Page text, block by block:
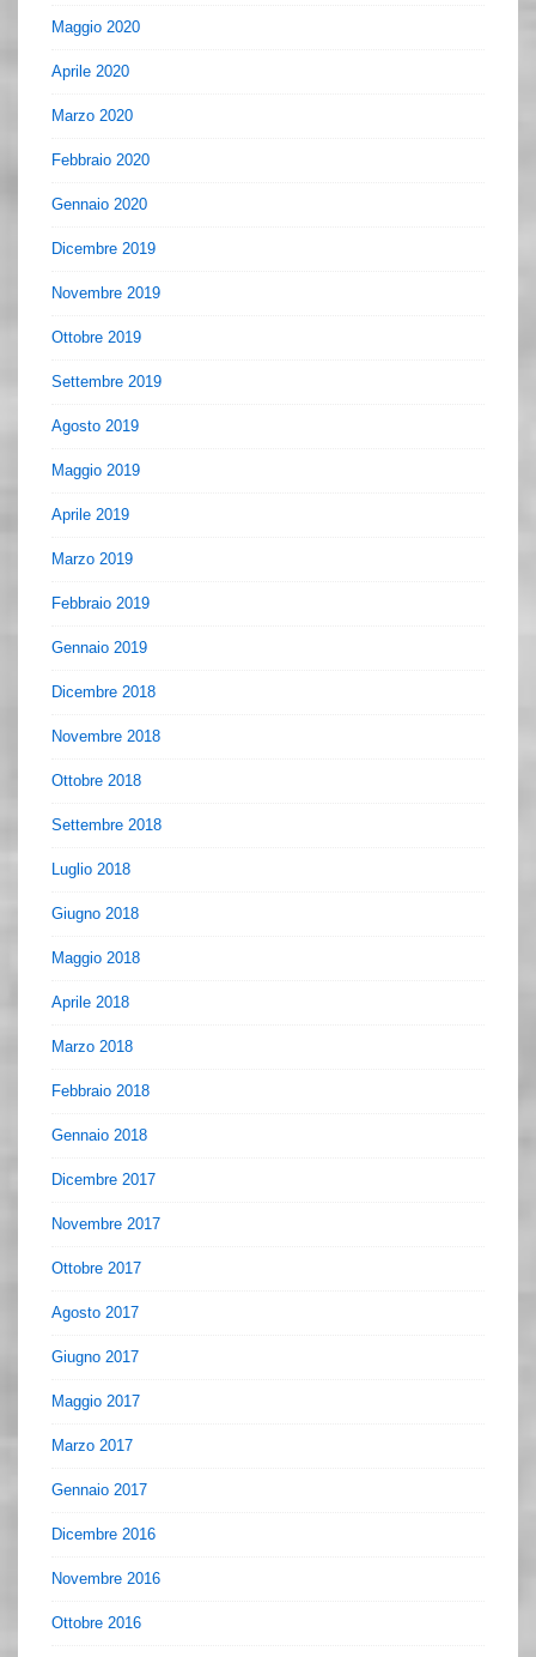
Maggio 2020
Aprile 2020
Marzo 2020
Febbraio 2020
Gennaio 2020
Dicembre 2019
Novembre 2019
Ottobre 2019
Settembre 2019
Agosto 2019
Maggio 2019
Aprile 2019
Marzo 2019
Febbraio 2019
Gennaio 2019
Dicembre 2018
Novembre 2018
Ottobre 2018
Settembre 2018
Luglio 2018
Giugno 2018
Maggio 2018
Aprile 2018
Marzo 2018
Febbraio 2018
Gennaio 2018
Dicembre 2017
Novembre 2017
Ottobre 2017
Agosto 2017
Giugno 2017
Maggio 2017
Marzo 2017
Gennaio 2017
Dicembre 2016
Novembre 2016
Ottobre 2016